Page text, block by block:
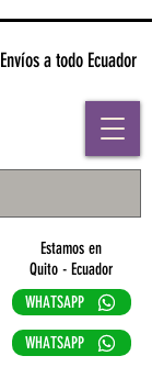
Envíos a todo Ecuador
Estamos en
Quito - Ecuador
WHATSAPP
WHATSAPP